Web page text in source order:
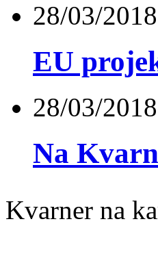
28/03/2018
EU
28/03/2018
Na
Kvarner na